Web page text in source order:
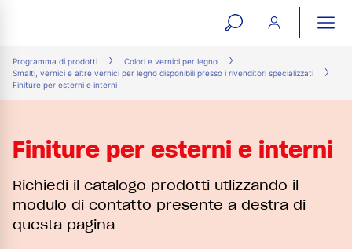
open
search
Programma di prodotti
Colori e vernici per legno
Smalti, vernici e altre vernici per legno disponibili presso i rivenditori specializzati
Finiture per esterni e interni
Finiture per esterni e interni
Richiedi il catalogo prodotti utlizzando il
modulo di contatto presente a destra di
questa pagina